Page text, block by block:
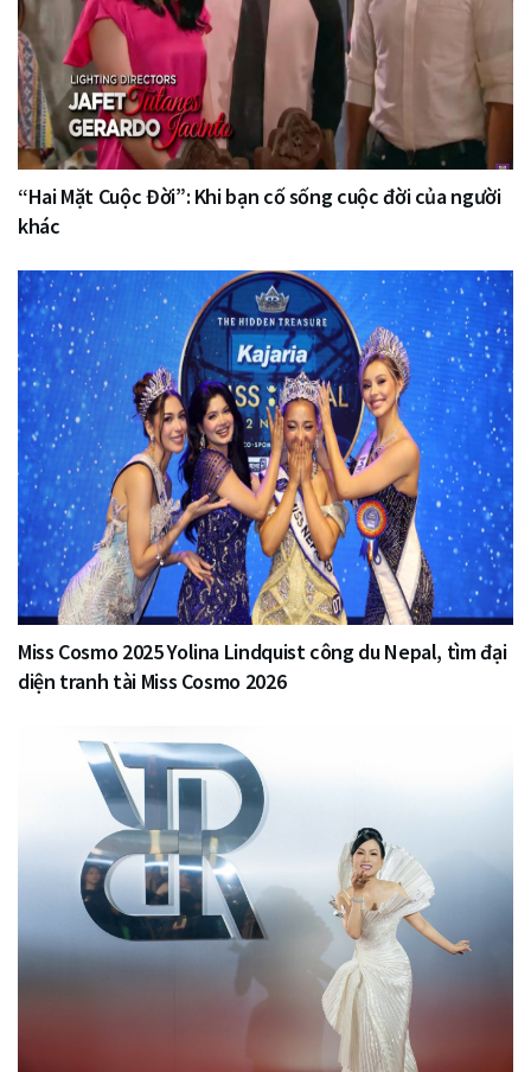
“Hai Mặt Cuộc Đời”: Khi bạn cố sống cuộc đời của người
khác
Miss Cosmo 2025 Yolina Lindquist công du Nepal, tìm đại
diện tranh tài Miss Cosmo 2026